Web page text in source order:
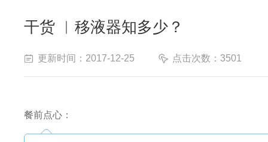
干货 ︳移液器知多少？
更新时间：2017-12-25 点击次数：3501
餐前点心：